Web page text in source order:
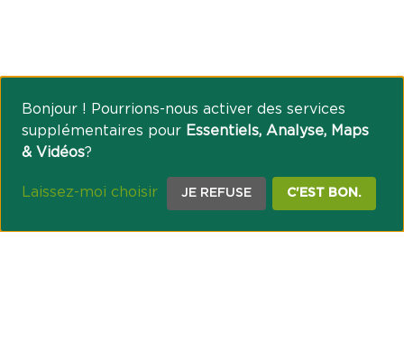
Bonjour ! Pourrions-nous activer des services
supplémentaires pour Essentiels, Analyse, Maps
& Vidéos?
Laissez-moi choisir JE REFUSE C'EST BON.